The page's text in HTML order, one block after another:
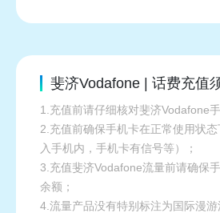
斐济Vodafone | 话费充值
1.充值前请仔细核对斐济Vodafone手
2.充值前确保手机卡在正常使用状
入手机内，手机卡有信号等）；
3.充值斐济Vodafone流量前请确保
余额；
4.流量产品没有特别标注为国际漫